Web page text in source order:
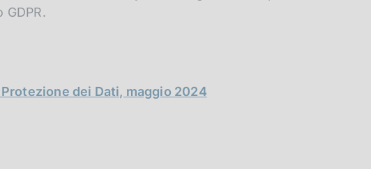
dei Dati, maggio 2024